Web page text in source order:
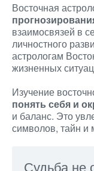
Восточная
взаимосвязей в
личностного
астрологам
жизненных
Изучение
понять себя и
и баланс. Это
символов, тайн и
Судьба не